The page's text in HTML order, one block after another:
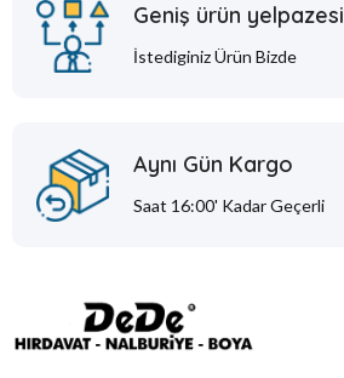
Geniş ürün yelpazesi
İstediginiz Ürün Bizde
Aynı Gün Kargo
Saat 16:00' Kadar Geçerli